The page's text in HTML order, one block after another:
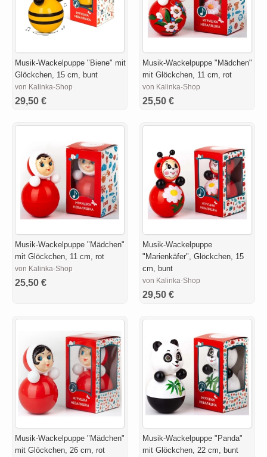
Musik-Wackelpuppe "Biene" mit
Glöckchen, 15 cm, bunt
von Kalinka-Shop
29,50 €
Musik-Wackelpuppe "Mädchen"
mit Glöckchen, 11 cm, rot
von Kalinka-Shop
25,50 €
Musik-Wackelpuppe "Mädchen"
mit Glöckchen, 11 cm, rot
von Kalinka-Shop
25,50 €
Musik-Wackelpuppe
"Marienkäfer", Glöckchen, 15
cm, bunt
von Kalinka-Shop
29,50 €
Musik-Wackelpuppe "Mädchen"
mit Glöckchen, 26 cm, rot
Musik-Wackelpuppe "Panda"
mit Glöckchen, 22 cm, bunt